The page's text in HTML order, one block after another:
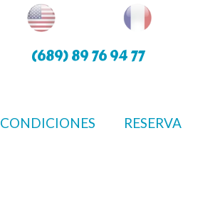
(689) 89 76 94 77
CONDICIONES
RESERVA